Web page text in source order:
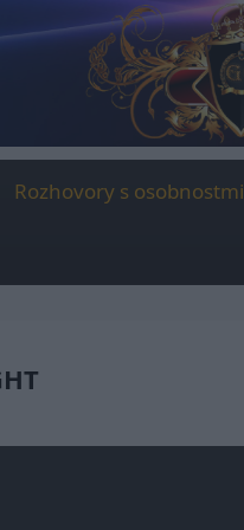
Rozhovory s osobnostmi